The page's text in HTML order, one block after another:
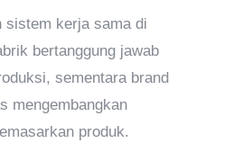
sistem kerja sama di
bertanggung jawab
sementara brand
mengembangkan
produk.